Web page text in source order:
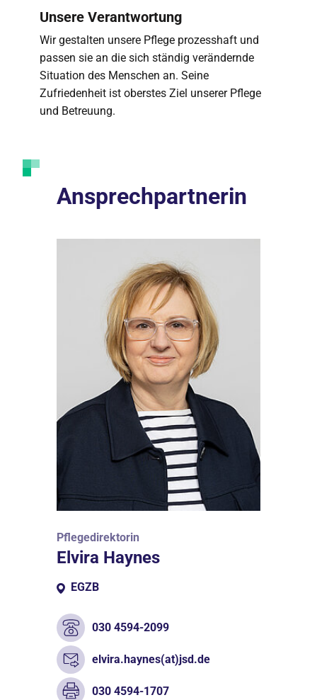
Unsere Verantwortung
Wir gestalten unsere Pflege prozesshaft und
passen sie an die sich ständig verändernde
Situation des Menschen an. Seine
Zufriedenheit ist oberstes Ziel unserer Pflege
und Betreuung.
Ansprechpartnerin
Pflegedirektorin
Elvira Haynes
EGZB
030 4594-2099
elvira.haynes(at)jsd.de
030 4594-1707